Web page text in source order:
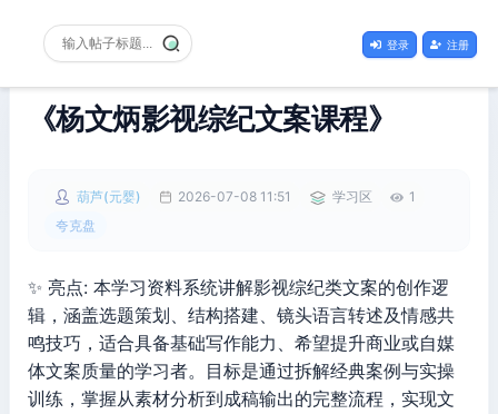
登录 注册
《杨文炳影视综纪文案课程》
葫芦(元婴) 2026-07-08 11:51 学习区
1
夸克盘
✨ 亮点: 本学习资料系统讲解影视综纪类文案的创作逻
辑，涵盖选题策划、结构搭建、镜头语言转述及情感共
鸣技巧，适合具备基础写作能力、希望提升商业或自媒
体文案质量的学习者。目标是通过拆解经典案例与实操
训练，掌握从素材分析到成稿输出的完整流程，实现文